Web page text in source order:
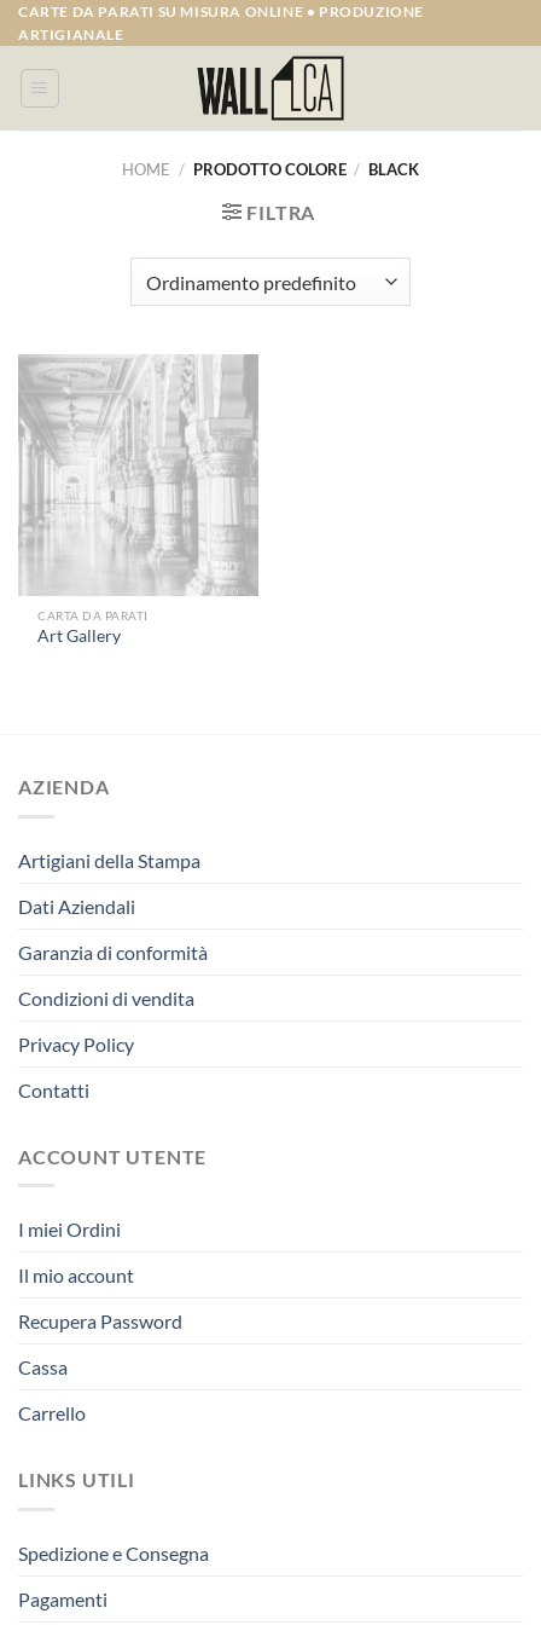
Salta
ai
contenuti
CARTE DA PARATI SU MISURA ONLINE • PRODUZIONE
ARTIGIANALE
HOME / PRODOTTO COLORE / BLACK
FILTRA
CARTA DA PARATI
Art Gallery
AZIENDA
Artigiani della Stampa
Dati Aziendali
Garanzia di conformità
Condizioni di vendita
Privacy Policy
Contatti
ACCOUNT UTENTE
I miei Ordini
Il mio account
Recupera Password
Cassa
Carrello
LINKS UTILI
Spedizione e Consegna
Pagamenti